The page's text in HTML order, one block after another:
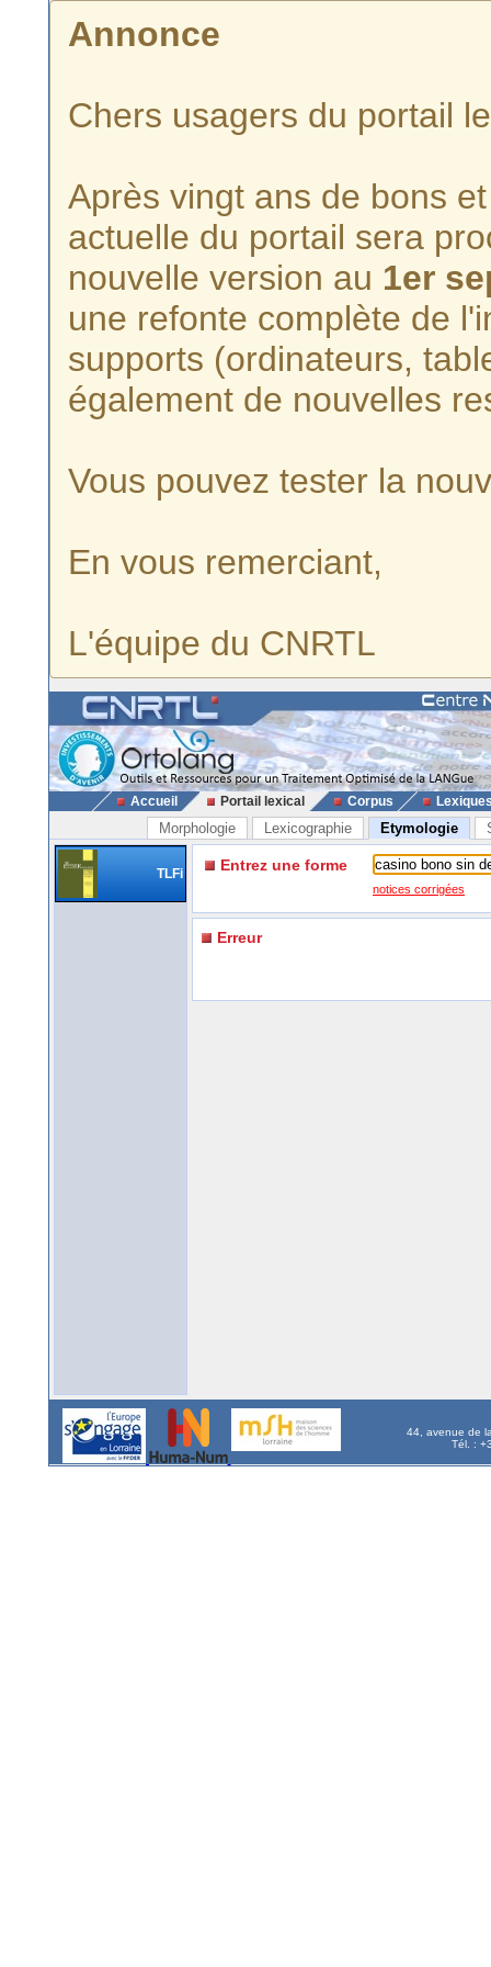
Annonce
Chers usagers du portail
Après vingt ans de bons
actuelle du portail sera
nouvelle version au 1er
une refonte complète de
supports (ordinateurs,
également de nouvelles
Vous pouvez tester la
En vous remerciant,
L'équipe du CNRTL
Accueil Portail lexical Corpus
Morphologie Lexicographie Etymologie
TLFi Entrez une forme
notices corrigées
Erreur
44, avenue de
Tél. :